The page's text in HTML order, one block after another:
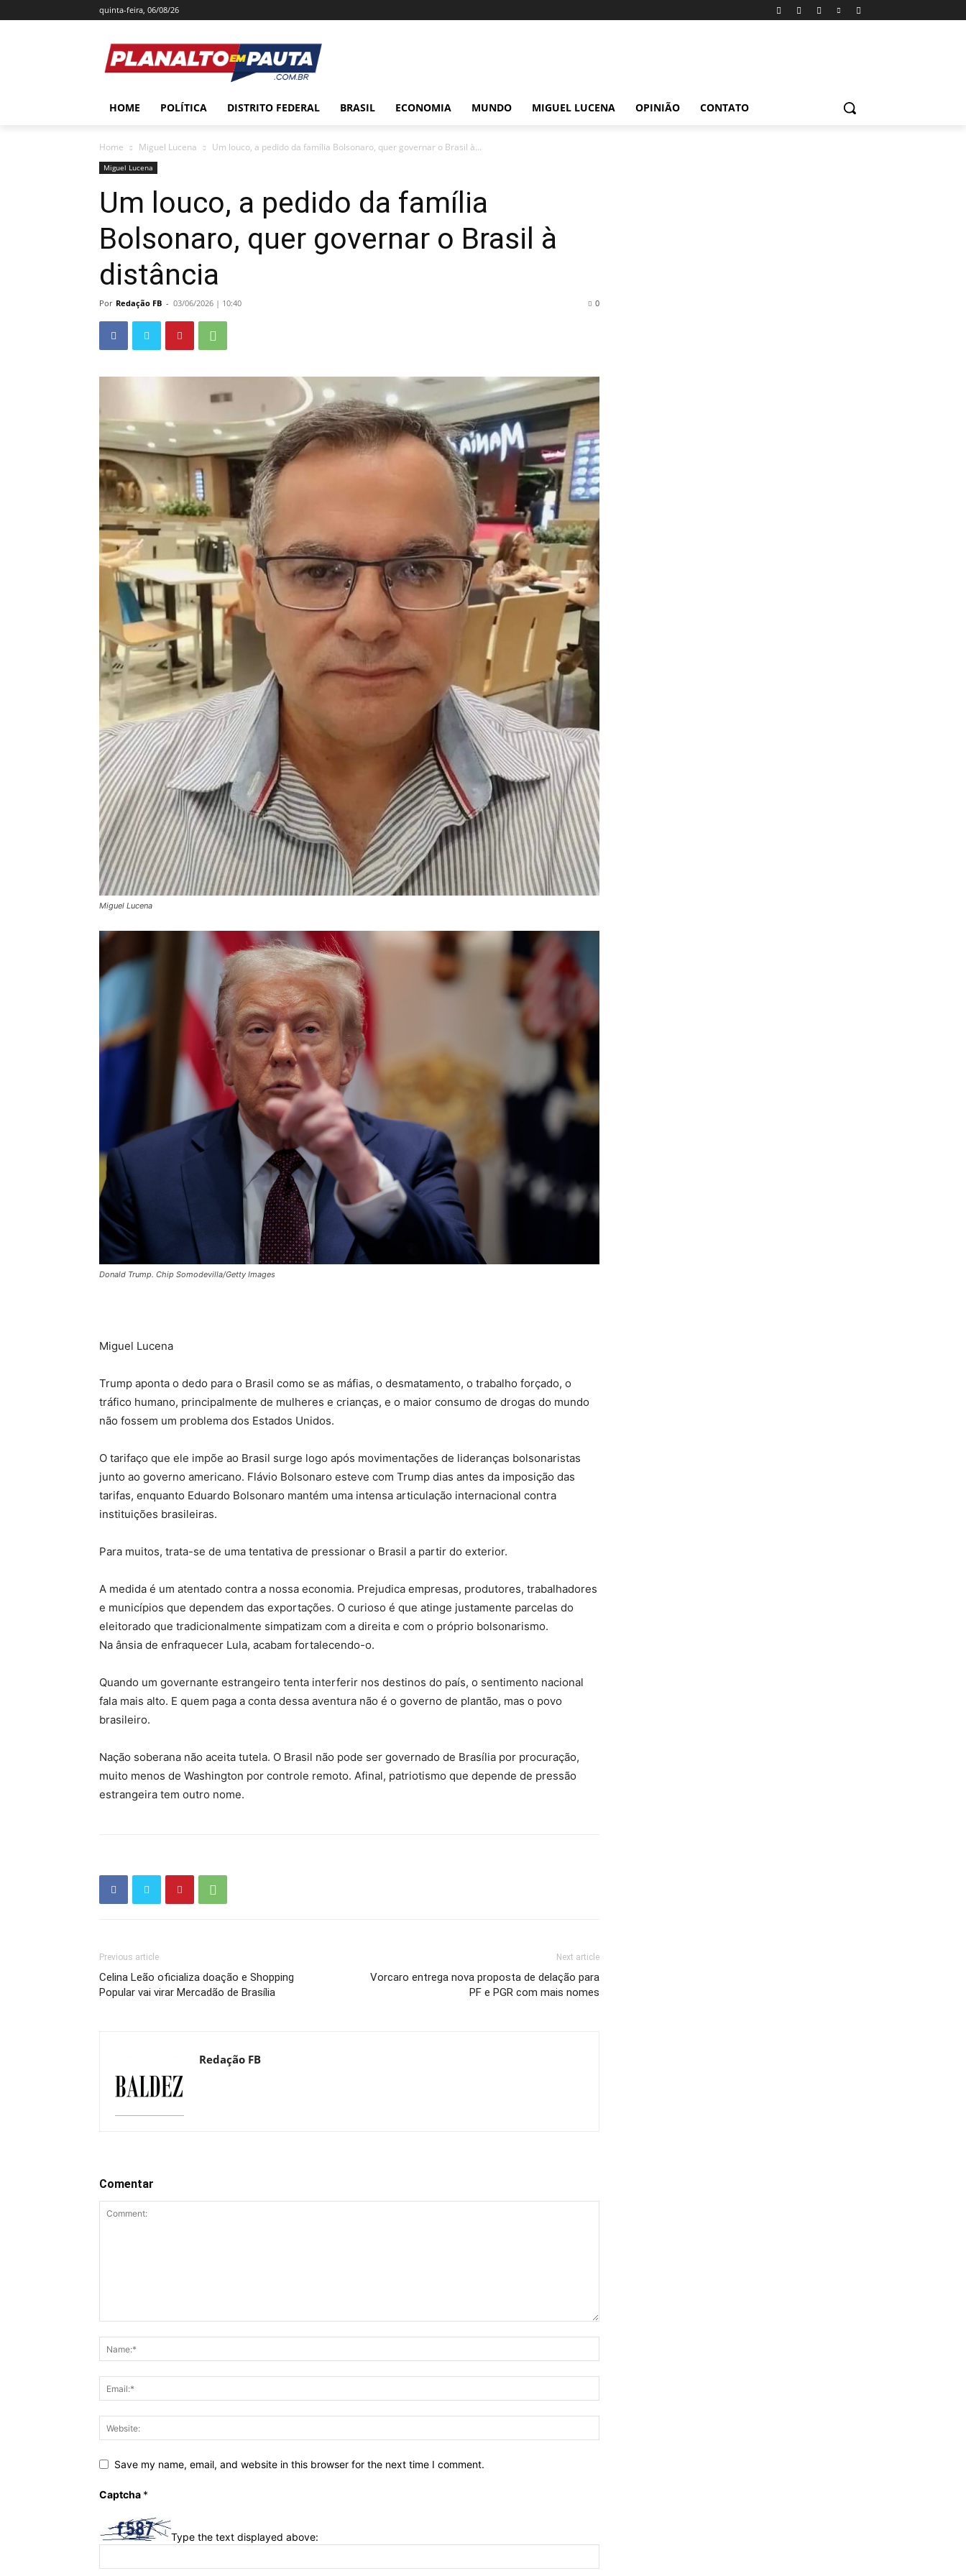
quinta-feira, 06/08/26
HOME POLÍTICA DISTRITO FEDERAL BRASIL ECONOMIA MUNDO MIGUEL LUCENA OPINIÃO CONTATO
Home Miguel Lucena Um louco, a pedido da família Bolsonaro, quer governar o Brasil à...
Miguel Lucena
Um louco, a pedido da família
Bolsonaro, quer governar o Brasil à
distância
Por Redação FB - 03/06/2026 | 10:40 0
Miguel Lucena
Donald Trump. Chip Somodevilla/Getty Images
Miguel Lucena
Trump aponta o dedo para o Brasil como se as máfias, o desmatamento, o trabalho forçado, o
tráfico humano, principalmente de mulheres e crianças, e o maior consumo de drogas do mundo
não fossem um problema dos Estados Unidos.
O tarifaço que ele impõe ao Brasil surge logo após movimentações de lideranças bolsonaristas
junto ao governo americano. Flávio Bolsonaro esteve com Trump dias antes da imposição das
tarifas, enquanto Eduardo Bolsonaro mantém uma intensa articulação internacional contra
instituições brasileiras.
Para muitos, trata-se de uma tentativa de pressionar o Brasil a partir do exterior.
A medida é um atentado contra a nossa economia. Prejudica empresas, produtores, trabalhadores
e municípios que dependem das exportações. O curioso é que atinge justamente parcelas do
eleitorado que tradicionalmente simpatizam com a direita e com o próprio bolsonarismo.
Na ânsia de enfraquecer Lula, acabam fortalecendo-o.
Quando um governante estrangeiro tenta interferir nos destinos do país, o sentimento nacional
fala mais alto. E quem paga a conta dessa aventura não é o governo de plantão, mas o povo
brasileiro.
Nação soberana não aceita tutela. O Brasil não pode ser governado de Brasília por procuração,
muito menos de Washington por controle remoto. Afinal, patriotismo que depende de pressão
estrangeira tem outro nome.
Previous article
Celina Leão oficializa doação e Shopping
Popular vai virar Mercadão de Brasília
Next article
Vorcaro entrega nova proposta de delação para
PF e PGR com mais nomes
Redação FB
Comentar
Save my name, email, and website in this browser for the next time I comment.
Captcha *
Type the text displayed above: